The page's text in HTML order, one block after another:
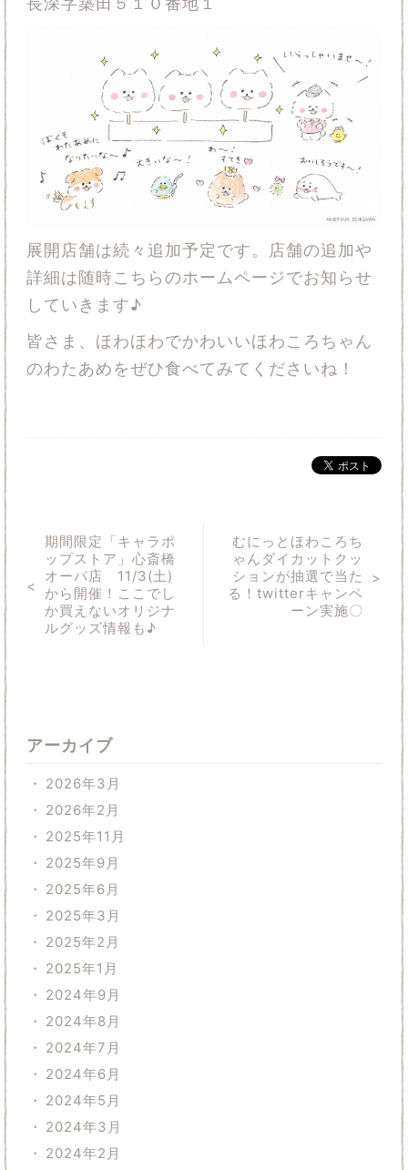
展開店舗は続々追加予定です。店舗の追加や
詳細は随時こちらのホームページでお知らせ
していきます♪
皆さま、ほわほわでかわいいほわころちゃん
のわたあめをぜひ食べてみてくださいね！
期間限定「キャラポ
ップストア」心斎橋
オーパ店 11/3(土)
から開催！ここでし
か買えないオリジナ
ルグッズ情報も♪
むにっとほわころち
ゃんダイカットクッ
ションが抽選で当た
る！twitterキャンペ
ーン実施〇
アーカイブ
2026年3月
2026年2月
2025年11月
2025年9月
2025年6月
2025年3月
2025年2月
2025年1月
2024年9月
2024年8月
2024年7月
2024年6月
2024年5月
2024年3月
2024年2月